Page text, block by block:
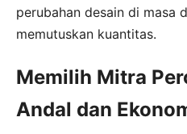
perubahan desain di masa
memutuskan kuantitas.
Memilih Mitra
Andal dan